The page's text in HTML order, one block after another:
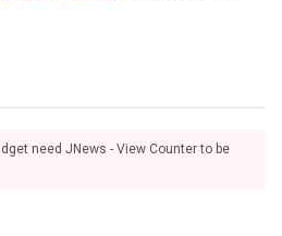
need JNews - View Counter to be